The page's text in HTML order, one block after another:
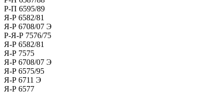
Р-П 6595/89
Я-Р 6582/81
Я-Р 6708/07 Э
Р-Я-Р 7576/75
Я-Р 6582/81
Я-Р 7575
Я-Р 6708/07 Э
Я-Р 6575/95
Я-Р 6711 Э
Я-Р 6577